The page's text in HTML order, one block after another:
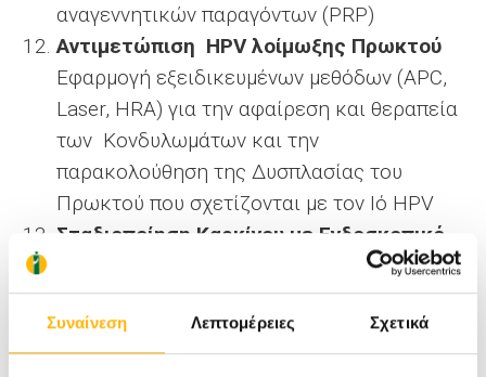
Συναίνεση Λεπτομέρειες Σχετικά
αναγεννητικών παραγόντων (PRP)
Αντιμετώπιση HPV λοίμωξης Πρωκτού
Εφαρμογή εξειδικευμένων μεθόδων (APC,
Laser, HRA) για την αφαίρεση και θεραπεία
των Κονδυλωμάτων και την
παρακολούθηση της Δυσπλασίας του
Πρωκτού που σχετίζονται με τον Ιό HPV
Σταδιοποίηση Καρκίνου με Ενδοσκοπικό
Χρησιμοποιώντας το ενδοσκοπικό
υπερηχογράφημα, μπορούμε να
σταδιοποιήσουμε τον καρκίνο και να